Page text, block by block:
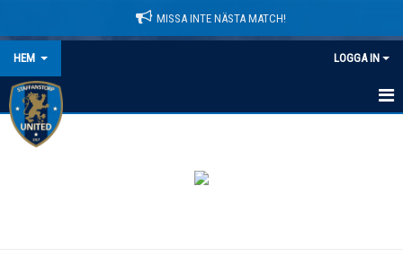
MISSA INTE NÄSTA MATCH!
HEM LOGGA IN
HEM